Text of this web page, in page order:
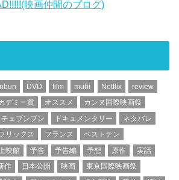
映画仲間のブログ)
DVD film mubi Netflix
review
デミー賞 オススメ
カンヌ国際映画祭
チェブンブン ドキュメンタリー
ネタバレ
リックス フランス
ベストテン
上映館 予告 予告編 予想 原作
実話
作 日本公開 映画
東京国際映画祭